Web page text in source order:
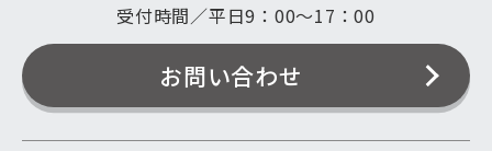
受付時間／平日9：00〜17：00
お問い合わせ